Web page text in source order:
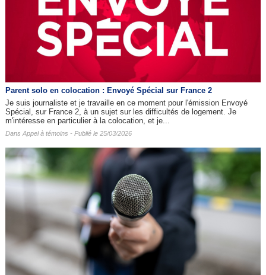
Parent solo en colocation : Envoyé Spécial sur France 2
Je suis journaliste et je travaille en ce moment pour l'émission Envoyé
Spécial, sur France 2, à un sujet sur les difficultés de logement. Je
m'intéresse en particulier à la colocation, et je...
Dans Appel à témoins - Publié le 25/03/2026